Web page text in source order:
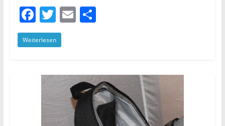
F
a
c
b
o
o
T
w
itt
E T
Weiterlesen